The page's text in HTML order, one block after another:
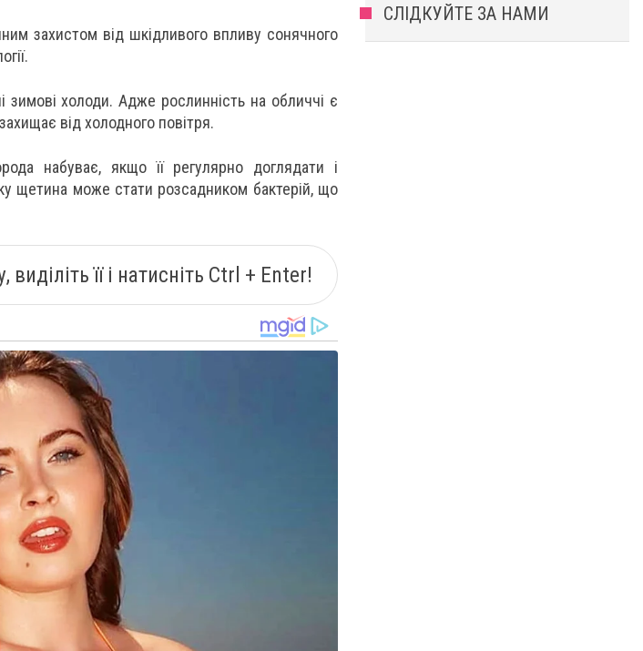
захистом від шкідливого впливу сонячного
зимові холоди. Адже рослинність на обличчі є
від холодного повітря.
набуває, якщо її регулярно доглядати і
щетина може стати розсадником бактерій, що
її і натисніть Ctrl + Enter!
СЛІДКУЙТЕ ЗА НАМИ